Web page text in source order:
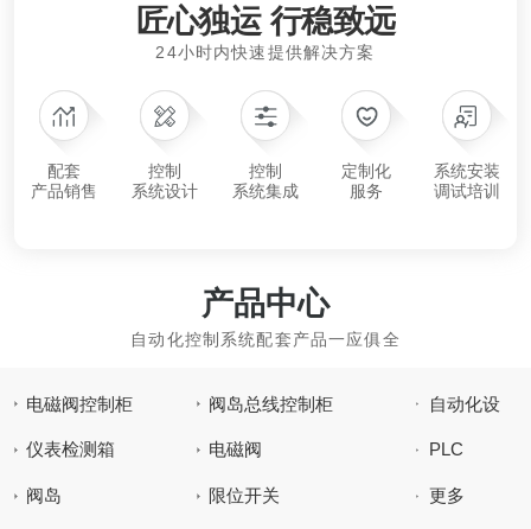
匠心独运 行稳致远
24小时内快速提供解决方案
配套
产品销售
控制
系统设计
控制
系统集成
定制化
服务
系统安装
调试培训
产品中心
自动化控制系统配套产品一应俱全
电磁阀控制柜 阀岛总线控制柜 自动化设
备控制柜
仪表检测箱 电磁阀 PLC
阀岛 限位开关 更多